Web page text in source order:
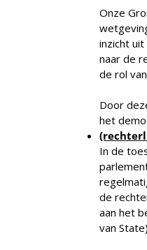
Onze
inzicht
naar de
de rol
Door
het
In de
de
aan het
van